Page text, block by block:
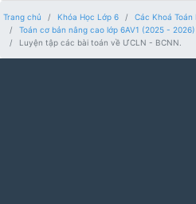
Trang chủ Khóa Học Lớp 6
Các Khoá Toán
Toán cơ bản nâng cao lớp 6AV1 (2025 - 2026)
Luyện tập các bài toán về ƯCLN - BCNN.